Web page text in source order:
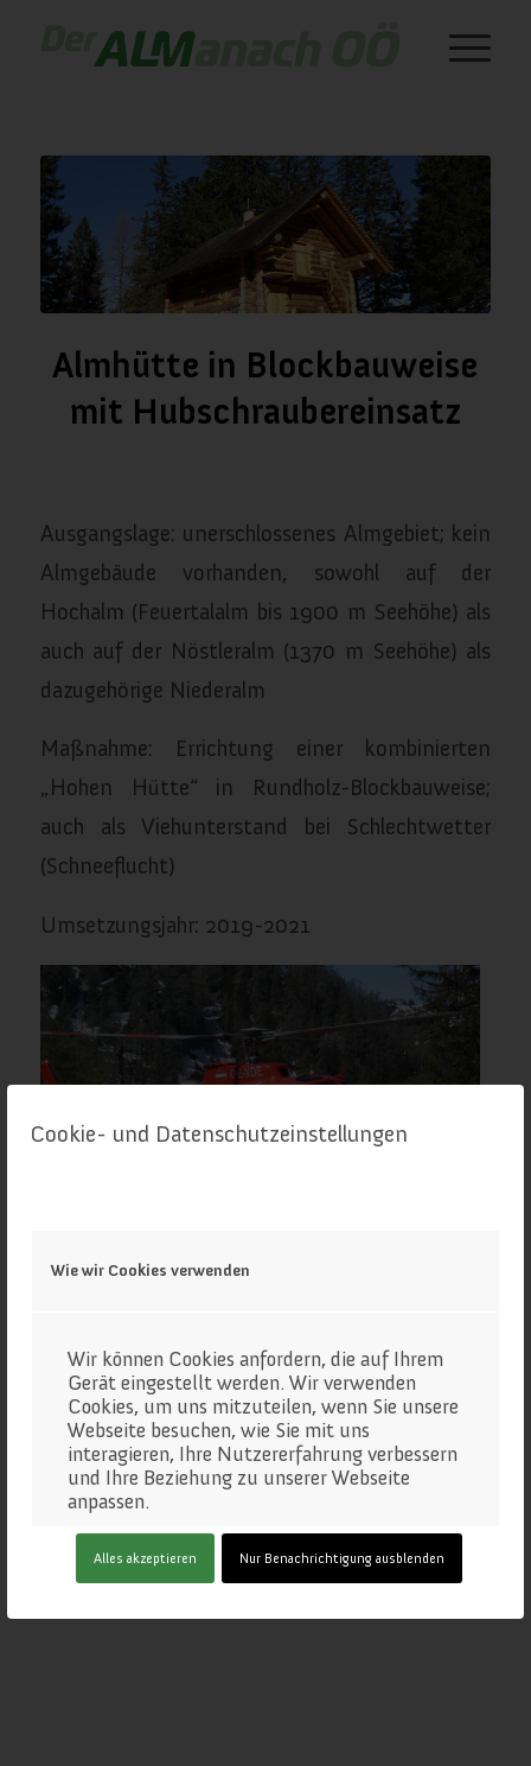
Cookie- und Datenschutzeinstellungen
Wie wir Cookies verwenden
Wir können Cookies anfordern, die auf Ihrem
Gerät eingestellt werden. Wir verwenden
Cookies, um uns mitzuteilen, wenn Sie unsere
Webseite besuchen, wie Sie mit uns
interagieren, Ihre Nutzererfahrung verbessern
und Ihre Beziehung zu unserer Webseite
anpassen.
Klicken Sie auf die verschiedenen
Kategorienüberschriften, um mehr zu
erfahren. Sie können auch einige Ihrer
Einstellungen ändern. Beachten Sie, dass das
Alles akzeptieren Nur Benachrichtigung ausblenden
Almhütte in Blockbauweise
mit Hubschraubereinsatz
Ausgangslage: unerschlossenes Almgebiet; kein
Almgebäude vorhanden, sowohl auf der
Hochalm (Feuertalalm bis 1900 m Seehöhe) als
auch auf der Nöstleralm (1370 m Seehöhe) als
dazugehörige Niederalm
Maßnahme: Errichtung einer kombinierten
„Hohen Hütte“ in Rundholz-Blockbauweise;
auch als Viehunterstand bei Schlechtwetter
(Schneeflucht)
Umsetzungsjahr: 2019-2021